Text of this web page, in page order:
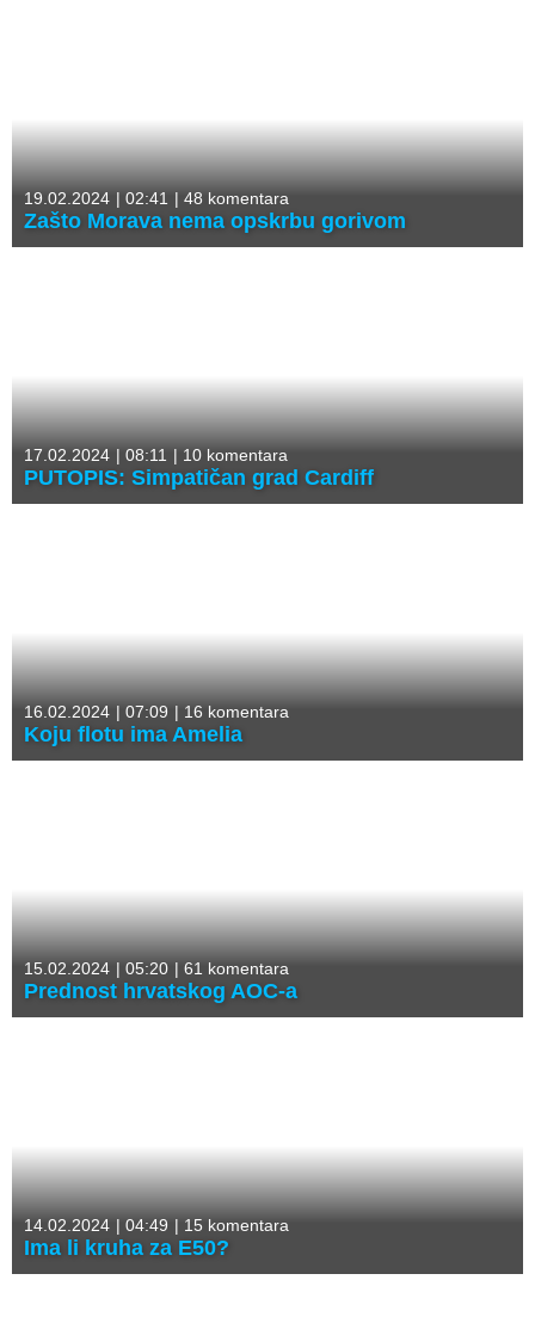
19.02.2024 | 02:41 | 48 komentara
Zašto Morava nema opskrbu gorivom
17.02.2024 | 08:11 | 10 komentara
PUTOPIS: Simpatičan grad Cardiff
16.02.2024 | 07:09 | 16 komentara
Koju flotu ima Amelia
15.02.2024 | 05:20 | 61 komentara
Prednost hrvatskog AOC-a
14.02.2024 | 04:49 | 15 komentara
Ima li kruha za E50?